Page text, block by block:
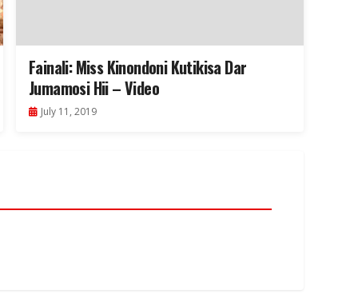
Fainali: Miss Kinondoni Kutikisa Dar
Jumamosi Hii – Video
July 11, 2019